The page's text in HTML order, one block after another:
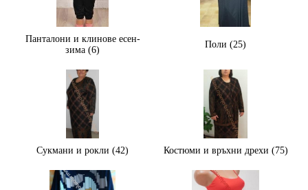
Панталони и клинове есен-
зима (6)
Поли (25)
Сукмани и рокли (42) Костюми и връхни дрехи (75)